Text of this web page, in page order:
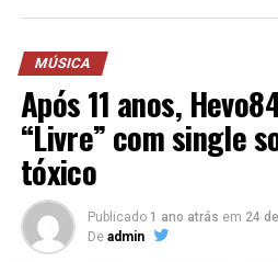
que a resposta vem pelas mãos
muitas vezes a demora pareça
sempre virá, porque Deus
responde.
Ouça A Minha oração em
música e assista o clipe no
Adelayne Oficial.
https://onerpm.link/
MÚSICA
Após 11 anos,
“Livre” com single
tóxico
Publicado 1 ano atrás em 24
De admin